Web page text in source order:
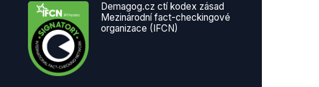
Demagog.cz ctí kodex zásad
Mezinárodní fact-checkingové
organizace (IFCN)